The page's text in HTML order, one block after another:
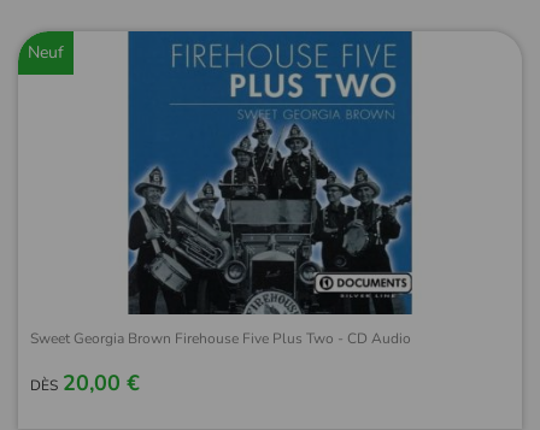
Neuf
Sweet Georgia Brown Firehouse Five Plus Two - CD Audio
DÈS 20,00 €